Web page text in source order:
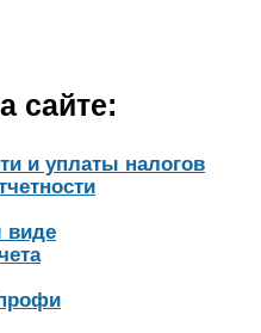
сайте:
и уплаты налогов
виде